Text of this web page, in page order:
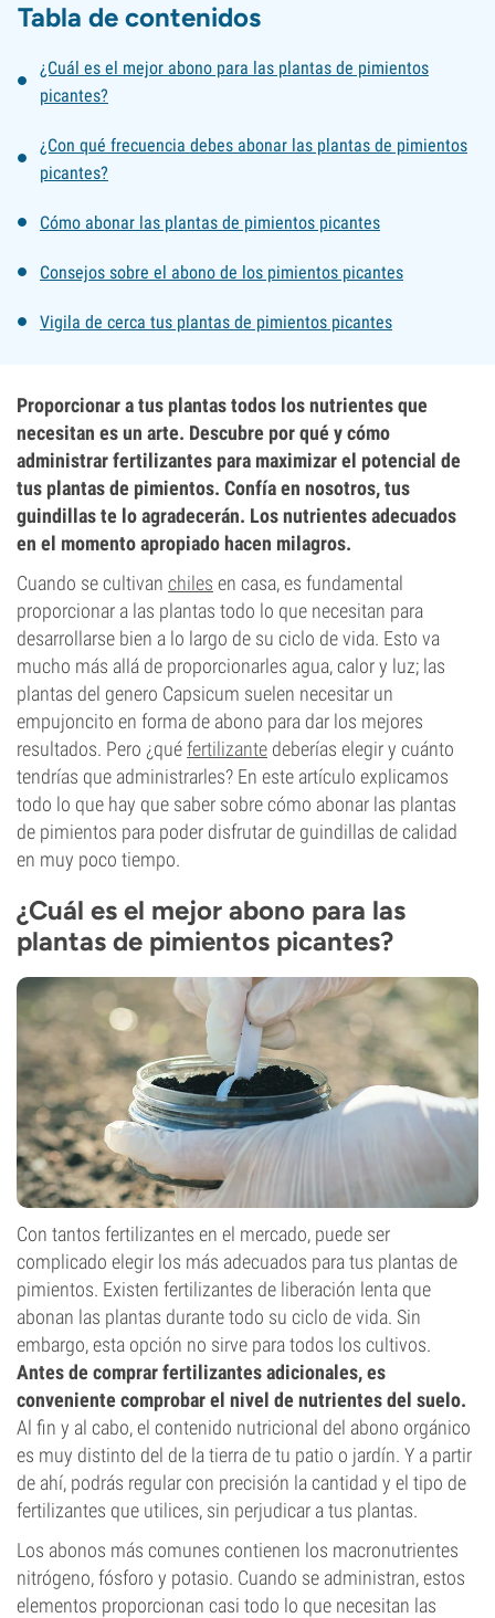
Tabla de contenidos
¿Cuál es el mejor abono para las plantas de pimientos
picantes?
¿Con qué frecuencia debes abonar las plantas de pimientos
picantes?
Cómo abonar las plantas de pimientos picantes
Consejos sobre el abono de los pimientos picantes
Vigila de cerca tus plantas de pimientos picantes
Proporcionar a tus plantas todos los nutrientes que
necesitan es un arte. Descubre por qué y cómo
administrar fertilizantes para maximizar el potencial de
tus plantas de pimientos. Confía en nosotros, tus
guindillas te lo agradecerán. Los nutrientes adecuados
en el momento apropiado hacen milagros.
Cuando se cultivan chiles en casa, es fundamental
proporcionar a las plantas todo lo que necesitan para
desarrollarse bien a lo largo de su ciclo de vida. Esto va
mucho más allá de proporcionarles agua, calor y luz; las
plantas del genero Capsicum suelen necesitar un
empujoncito en forma de abono para dar los mejores
resultados. Pero ¿quéfertilizante deberías elegir y cuánto
tendrías que administrarles? En este artículo explicamos
todo lo que hay que saber sobre cómo abonar las plantas
de pimientos para poder disfrutar de guindillas de calidad
en muy poco tiempo.
¿Cuál es el mejor abono para las
plantas de pimientos picantes?
Con tantos fertilizantes en el mercado, puede ser
complicado elegir los más adecuados para tus plantas de
pimientos. Existen fertilizantes de liberación lenta que
abonan las plantas durante todo su ciclo de vida. Sin
embargo, esta opción no sirve para todos los cultivos.
Antes de comprar fertilizantes adicionales, es
conveniente comprobar el nivel de nutrientes del suelo.
Al fin y al cabo, el contenido nutricional del abono orgánico
es muy distinto del de la tierra de tu patio o jardín. Y a partir
de ahí, podrás regular con precisión la cantidad y el tipo de
fertilizantes que utilices, sin perjudicar a tus plantas.
Los abonos más comunes contienen los macronutrientes
nitrógeno, fósforo y potasio. Cuando se administran, estos
elementos proporcionan casi todo lo que necesitan las